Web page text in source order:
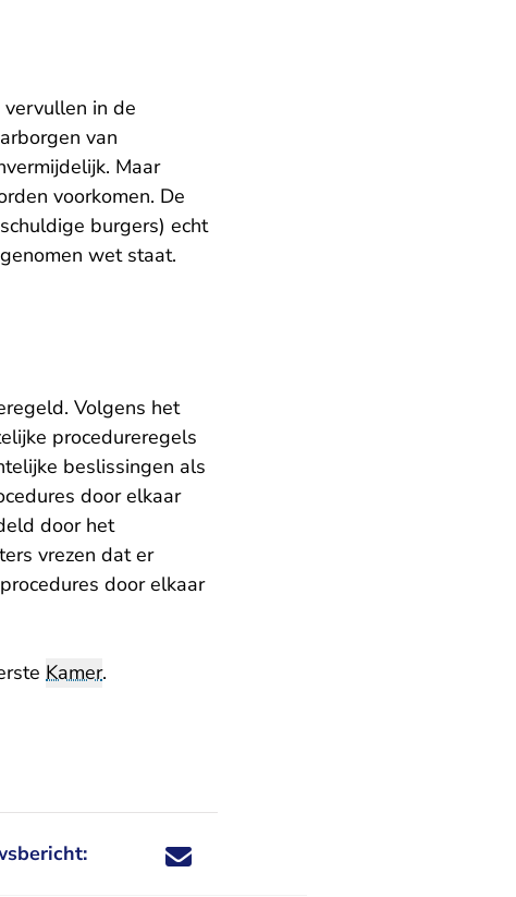
in de
van
Maar
voorkomen. De
burgers) echt
wet staat.
Volgens het
procedureregels
beslissingen als
door elkaar
door het
vrezen dat er
door elkaar
Kamer.
Deel dit nieuwsbericht via X - U verlaat
Deel dit nieuwsbericht via Facebook - U
Deel dit nieuwsbericht via e-mail
Deel dit nieuwsbericht via LinkedIn - U